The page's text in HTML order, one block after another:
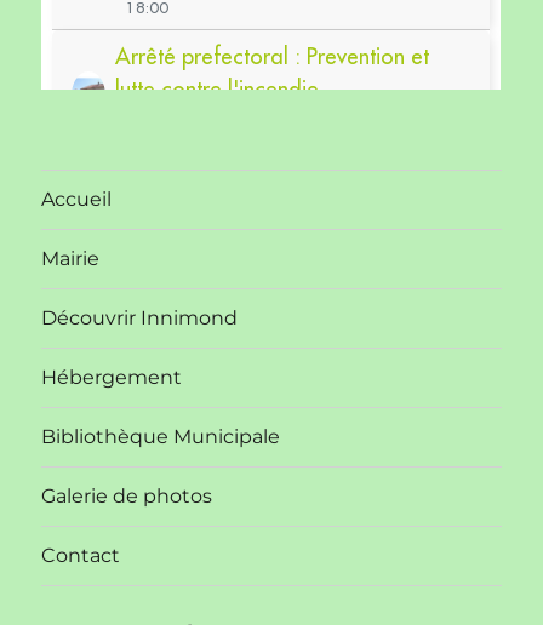
Accueil
Mairie
Découvrir Innimond
Hébergement
Bibliothèque Municipale
Galerie de photos
Contact